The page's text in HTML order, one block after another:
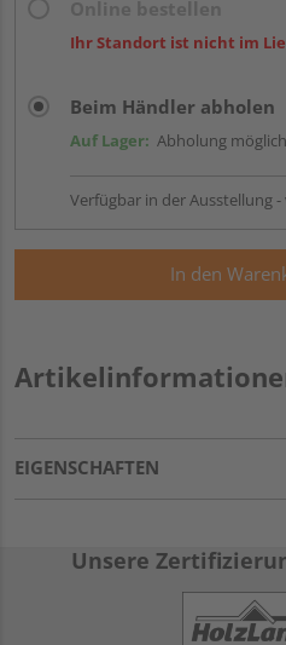
Ihr Standort ist nicht im
Beim Händler abholen
Auf Lager: Abholung möglich
Verfügbar in der Ausstellung
In den
EIGENSCHAFTEN
Unsere